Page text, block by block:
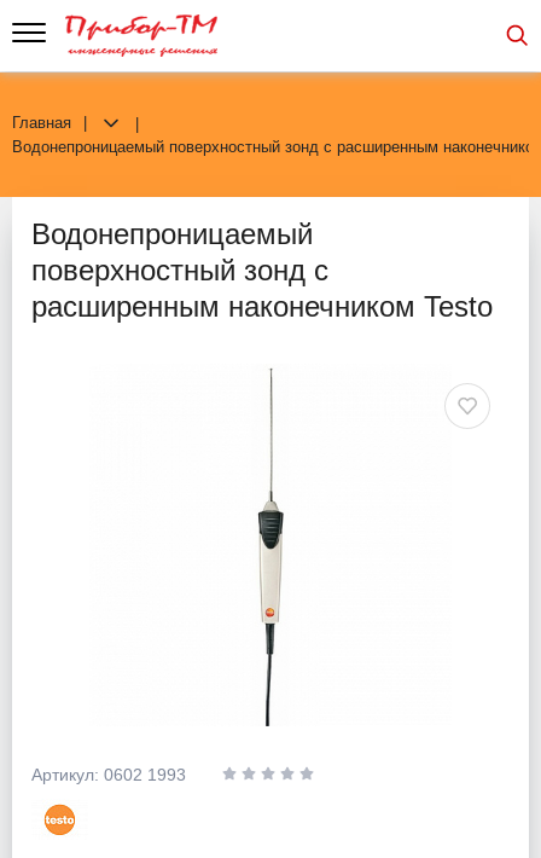
Главная
Водонепроницаемый поверхностный зонд с расширенным
Водонепроницаемый
поверхностный зонд с
расширенным наконечником Testo
Артикул: 0602 1993